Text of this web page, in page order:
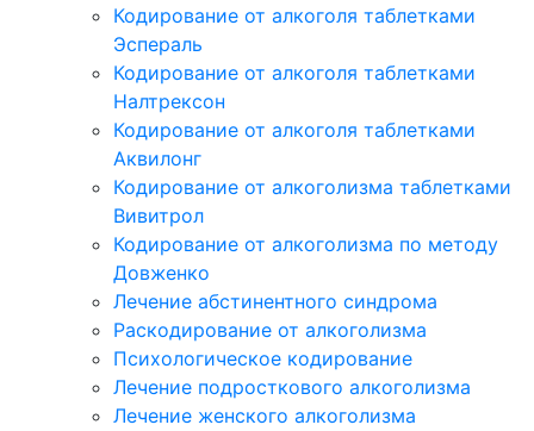
Кодирование от алкоголя таблетками
Эспераль
Кодирование от алкоголя таблетками
Налтрексон
Кодирование от алкоголя таблетками
Аквилонг
Кодирование от алкоголизма таблетками
Вивитрол
Кодирование от алкоголизма по методу
Довженко
Лечение абстинентного синдрома
Раскодирование от алкоголизма
Психологическое кодирование
Лечение подросткового алкоголизма
Лечение женского алкоголизма